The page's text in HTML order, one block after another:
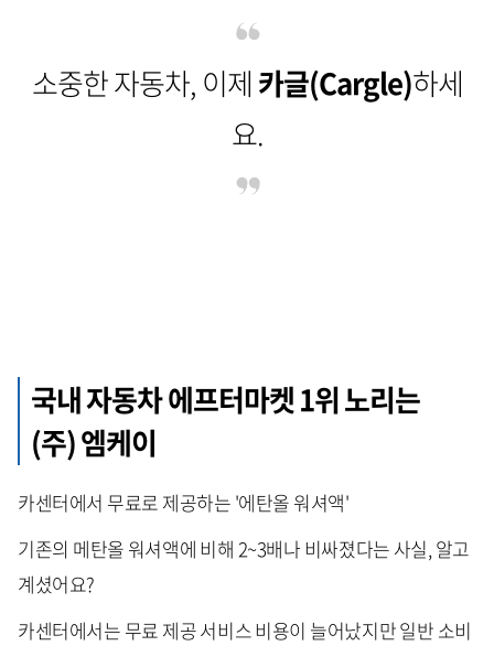
소중한 자동차, 이제 카글(Cargle)하세
요.
국내 자동차 에프터마켓 1위 노리는
(주) 엠케이
카센터에서 무료로 제공하는 '에탄올 워셔액'
기존의 메탄올 워셔액에 비해 2~3배나 비싸졌다는 사실, 알고
계셨어요?
카센터에서는 무료 제공 서비스 비용이 늘어났지만 일반 소비